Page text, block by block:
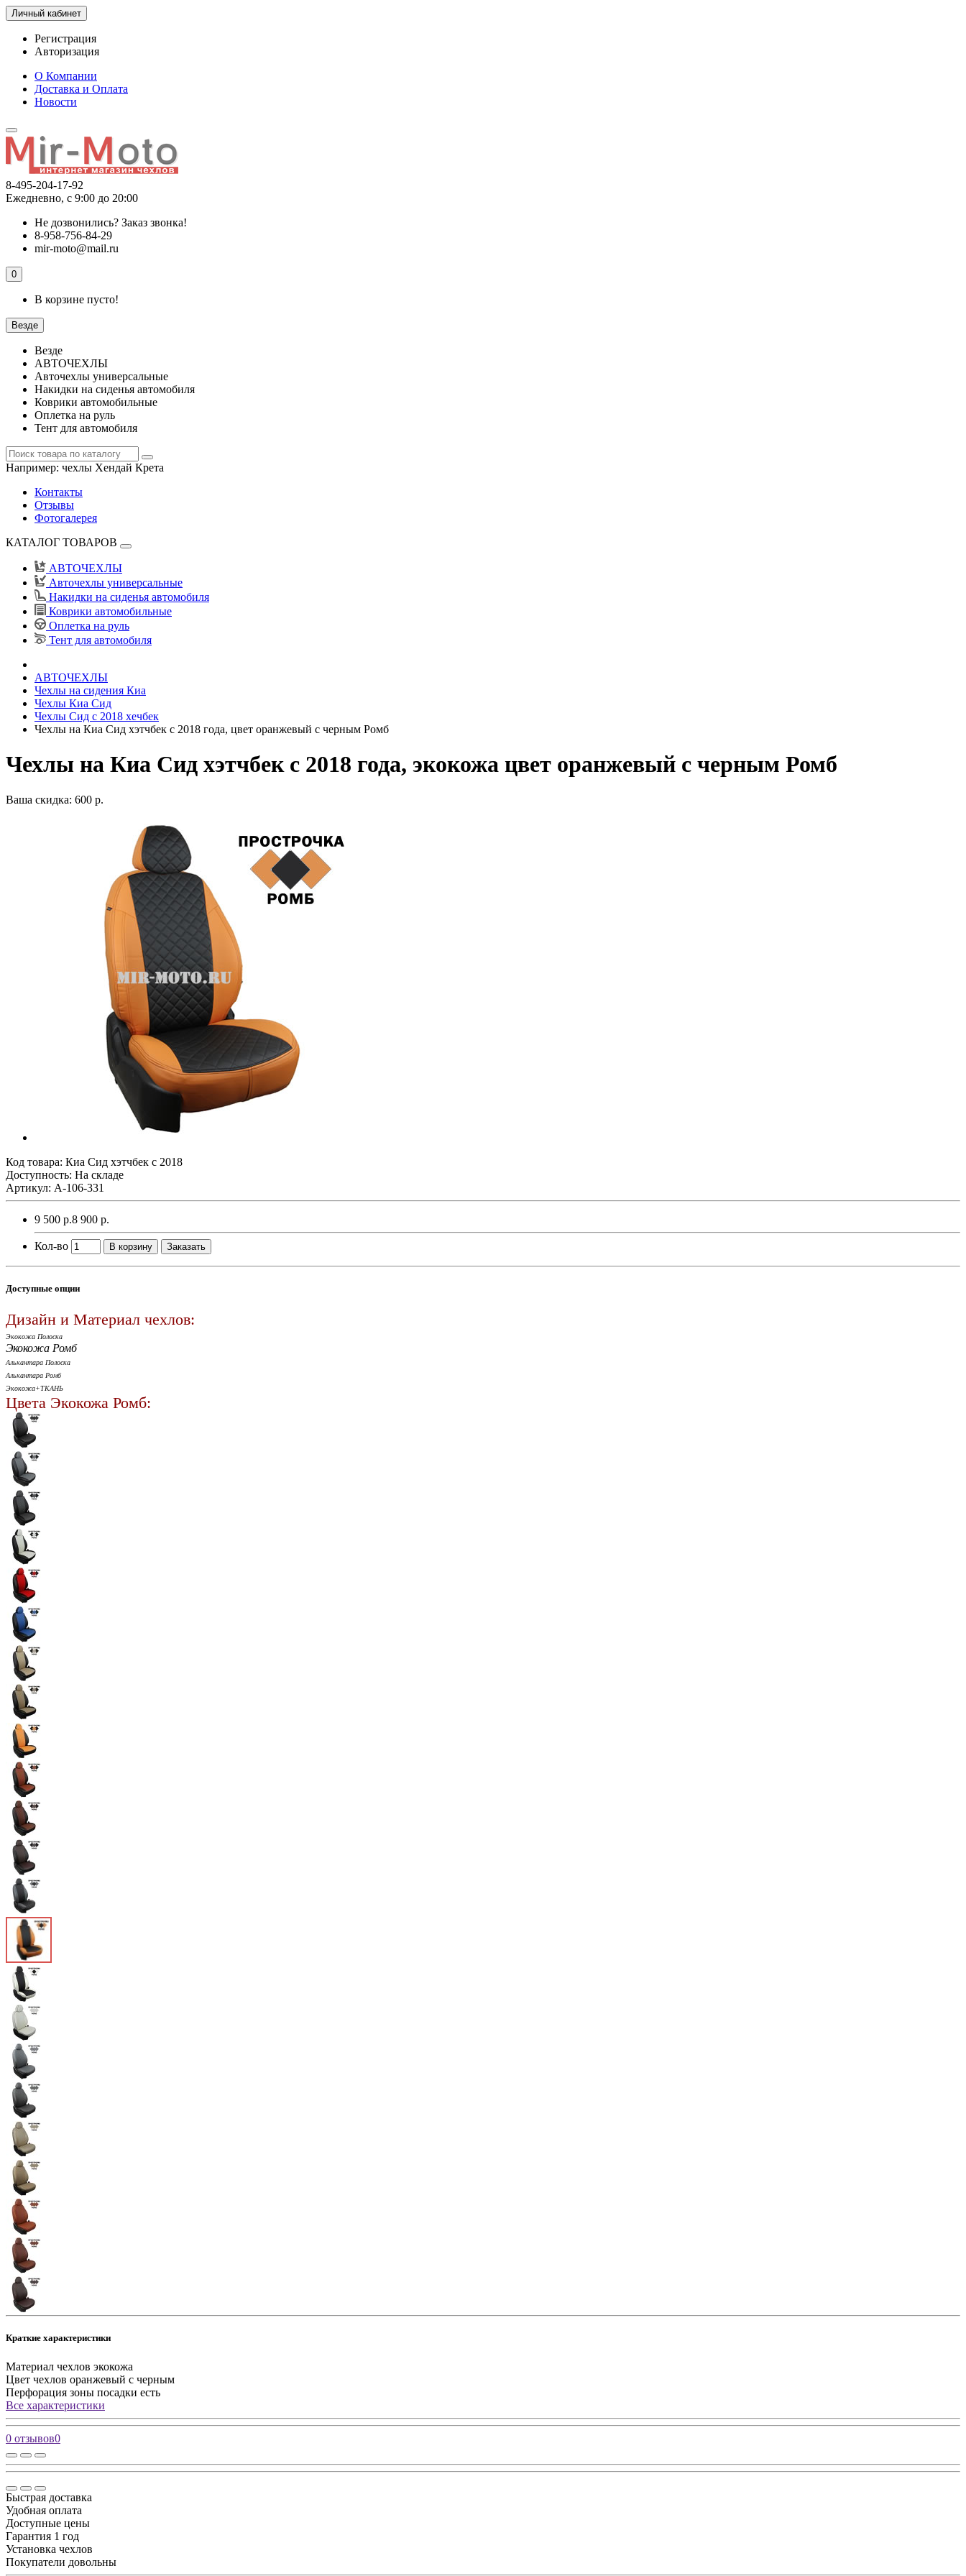
Личный кабинет
Регистрация
Авторизация
О Компании
Доставка и Оплата
Новости
8-495-204-17-92
Ежедневно, с 9:00 до 20:00
Не дозвонились? Заказ звонка!
8-958-756-84-29
mir-moto@mail.ru
0
В корзине пусто!
Везде
Везде
АВТОЧЕХЛЫ
Авточехлы универсальные
Накидки на сиденья автомобиля
Коврики автомобильные
Оплетка на руль
Тент для автомобиля
Например: чехлы Хендай Крета
Контакты
Отзывы
Фотогалерея
КАТАЛОГ ТОВАРОВ
АВТОЧЕХЛЫ
Авточехлы универсальные
Накидки на сиденья автомобиля
Коврики автомобильные
Оплетка на руль
Тент для автомобиля
АВТОЧЕХЛЫ
Чехлы на сидения Киа
Чехлы Киа Сид
Чехлы Сид с 2018 хечбек
Чехлы на Киа Сид хэтчбек с 2018 года, цвет оранжевый с черным Ромб
Чехлы на Киа Сид хэтчбек с 2018 года, экокожа цвет оранжевый с черным Ромб
Ваша скидка: 600 р.
Код товара: Киа Сид хэтчбек с 2018
Доступность: На складе
Артикул: A-106-331
9 500 р.8 900 р.
Кол-во В корзину Заказать
Доступные опции
Дизайн и Материал чехлов:
Экокожа Полоска
Экокожа Ромб
Алькантара Полоска
Алькантара Ромб
Экокожа+ТКАНЬ
Цвета Экокожа Ромб:
Краткие характеристики
Материал чехлов экокожа
Цвет чехлов оранжевый с черным
Перфорация зоны посадки есть
Все характеристики
0 отзывов0
Быстрая доставка
Удобная оплата
Доступные цены
Гарантия 1 год
Установка чехлов
Покупатели довольны